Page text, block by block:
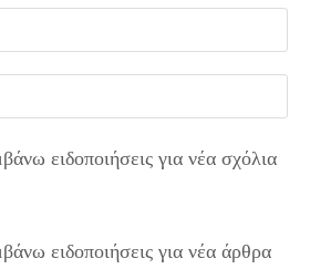
ειδοποιήσεις για νέα σχόλια
ειδοποιήσεις για νέα άρθρα